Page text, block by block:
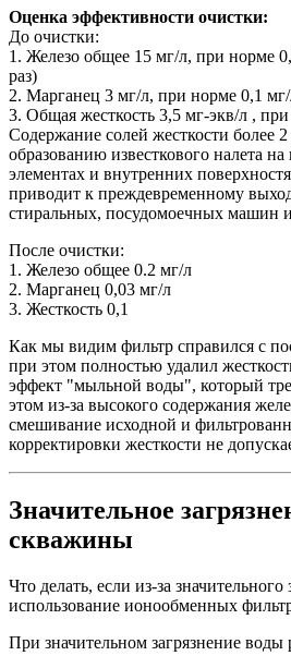
Оценка эффективности очистки:
До очистки:
1. Железо общее 15 мг/л, при норме
раз)
2. Марганец 3 мг/л, при норме 0,1
3. Общая жесткость 3,5 мг-экв/л ,
Содержание солей жесткости более
образованию известкового налета
элементах и внутренних
приводит к преждевременному
стиральных, посудомоечных машин
После очистки:
1. Железо общее 0.2 мг/л
2. Марганец 0,03 мг/л
3. Жесткость 0,1
Как мы видим фильтр справился с
при этом полностью удалил
эффект "мыльной воды", который
этом из-за высокого содержания
смешивание исходной и
корректировки жесткости не
Значительное
скважины
Что делать, если из-за
использование ионообменных
При значительном загрязнение воды